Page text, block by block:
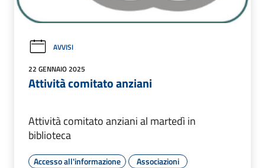
AVVISI
22 GENNAIO 2025
Attività comitato anziani
Attività comitato anziani al martedì in
biblioteca
Accesso all'informazione
Associazioni